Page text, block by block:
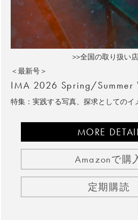
>>全国の取り扱い
＜最新号＞
IMA 2026 Spring/Summer
特集：実践する写真、探求としてのイ
MORE
Amazonで購
定期購読